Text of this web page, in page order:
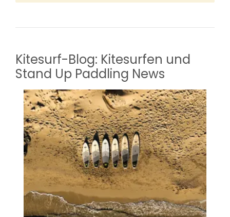
Kitesurf-Blog: Kitesurfen und
Stand Up Paddling News